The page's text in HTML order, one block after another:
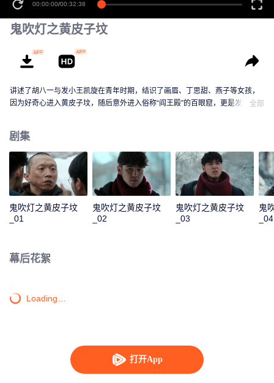
打开App
00:00:00/00:32:38
鬼吹灯之黄皮子坟
讲述了胡八一与发小王凯旋在青年时期，结识了画眉、丁思甜、燕子等女孩，
因为好奇心进入黄皮子坟，随后意外进入俗称“阎王殿”的百眼窟，更是发现了日
全部
剧集
鬼吹灯之黄皮子坟
_01
鬼吹灯之黄皮子坟
_02
鬼吹灯之黄皮子坟
_03
鬼
_04
幕后花絮
Loading…